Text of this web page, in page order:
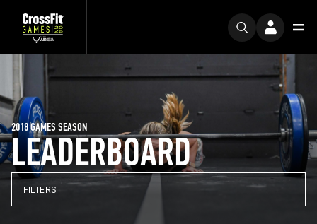
LEADERBOARD
2018 GAMES SEASON
FILTERS